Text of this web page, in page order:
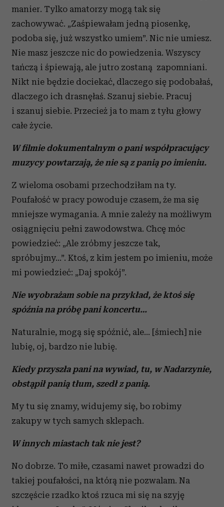
manier. Tylko amatorzy mogą tak się
zachowywać. „Zaśpiewałam jedną piosenkę,
podoba się, już wszystko umiem”. Nic nie umiesz.
Nie masz jeszcze nic do powiedzenia. Wszyscy
tańczą i śpiewają, ale jutro zostaną zapomniani.
Nikt nie będzie dociekać, dlaczego się podobałaś,
dlaczego ich drasnęłaś. Szanuj siebie. Pracuj
i szanuj siebie. Przecież ja to mam z tyłu głowy
całe życie.
W filmie dokumentalnym o pani współpracujący
muzycy powtarzają, że nie są z panią po imieniu.
Z wieloma osobami przechodziłam na ty.
Poufałość w pracy powoduje czasem, że ma się
mniejsze wymagania. A mnie zależy na możliwym
osiągnięciu pełni zawodowstwa. Chcę móc
powiedzieć: „Ale zróbmy jeszcze tak,
spróbujmy…”. Ktoś, z kim jestem po imieniu, może
mi powiedzieć: „Daj spokój”.
Nie wyobrażam sobie na przykład, że ktoś się
spóźnia na próbę pani koncertu…
Naturalnie, mogą się spóźnić, ale… [śmiech] nie
lubię, oj, bardzo nie lubię.
Kiedy przyszła pani na wywiad, tu, w Nadarzynie,
obstąpił panią tłum, szedł z panią.
My tu się znamy, widujemy się, bo robimy
zakupy w tych samych sklepach.
W innych miastach tak nie jest?
No dobrze. To miłe, czasami nawet prowadzi do
takiej poufałości, na którą nie pozwalam. Na
szczęście rzadko ktoś rzuca mi się na szyję